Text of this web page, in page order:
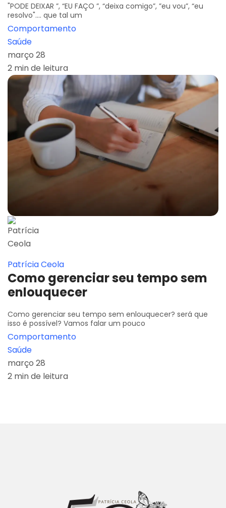
"PODE DEIXAR ”, “EU FAÇO ”, “deixa comigo”, ”eu vou”, “eu
resolvo".... que tal um
Comportamento
Saúde
março 28
2 min de leitura
Patrícia Ceola
Como gerenciar seu tempo sem
enlouquecer
Como gerenciar seu tempo sem enlouquecer? será que
isso é possível? Vamos falar um pouco
Comportamento
Saúde
março 28
2 min de leitura